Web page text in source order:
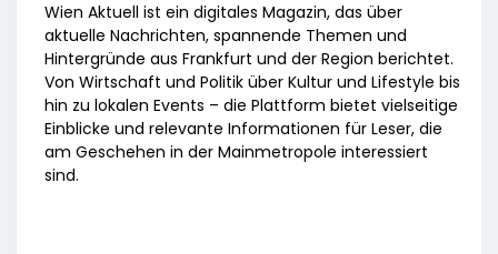
Wien Aktuell ist ein digitales Magazin, das über
aktuelle Nachrichten, spannende Themen und
Hintergründe aus Frankfurt und der Region berichtet.
Von Wirtschaft und Politik über Kultur und Lifestyle bis
hin zu lokalen Events – die Plattform bietet vielseitige
Einblicke und relevante Informationen für Leser, die
am Geschehen in der Mainmetropole interessiert
sind.